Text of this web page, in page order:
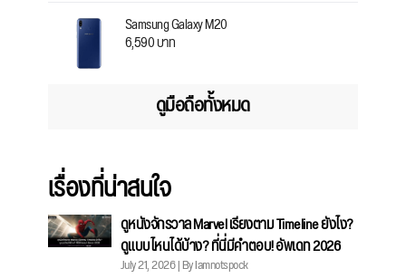
Samsung Galaxy M20
6,590 บาท
ดูมือถือทั้งหมด
เรื่องที่น่าสนใจ
ดูหนังจักรวาล Marvel เรียงตาม Timeline ยังไง?
ดูแบบไหนได้บ้าง? ที่นี่มีคำตอบ! อัพเดท 2026
July 21, 2026 | By Iamnotspock